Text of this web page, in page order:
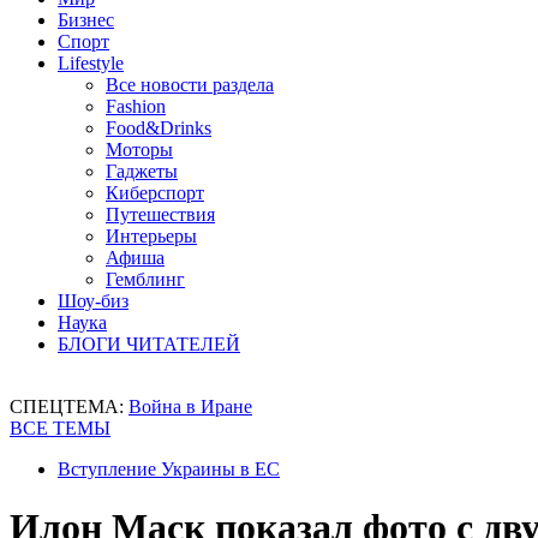
Бизнес
Спорт
Lifestyle
Все новости раздела
Fashion
Food&Drinks
Моторы
Гаджеты
Киберспорт
Путешествия
Интерьеры
Афиша
Гемблинг
Шоу-биз
Наука
БЛОГИ ЧИТАТЕЛЕЙ
СПЕЦТЕМА: Война в Иране
ВСЕ ТЕМЫ
Вступление Украины в ЕС
Илон Маск показал фото с